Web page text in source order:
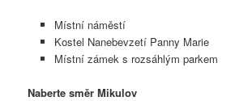
Místní náměstí
Kostel Nanebevzetí Panny Marie
Místní zámek s rozsáhlým parkem
Naberte směr Mikulov